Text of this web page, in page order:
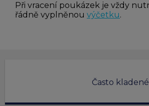
Při vracení poukázek je vždy
řádně vyplněnou výčetku.
Často